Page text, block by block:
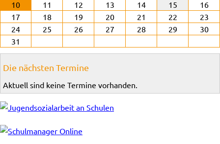
10
11 12 13 14 15
16
17
18 19 20 21 22
23
24
25 26 27 28 29
30
31
Die nächsten Termine
Aktuell sind keine Termine vorhanden.